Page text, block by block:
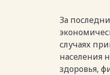
За
случаях
населения
здоровья,